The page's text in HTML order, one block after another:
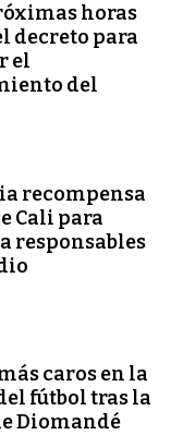
horas
decreto para
el
del
recompensa
Cali para
responsables
caros en la
fútbol tras la
Diomandé